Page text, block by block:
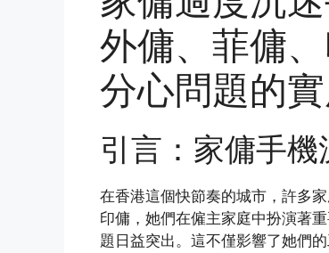
外傭、菲傭
分心問題的實
引言：家傭手
在香港這個快節奏的城市，許多
印傭，她們在僱主家庭中扮演著
題日益突出。這不僅影響了她們